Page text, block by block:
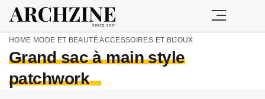
HOME MODE ET BEAUTÉACCESSOIRES ET BIJOUX
Grand sac à main style
patchwork